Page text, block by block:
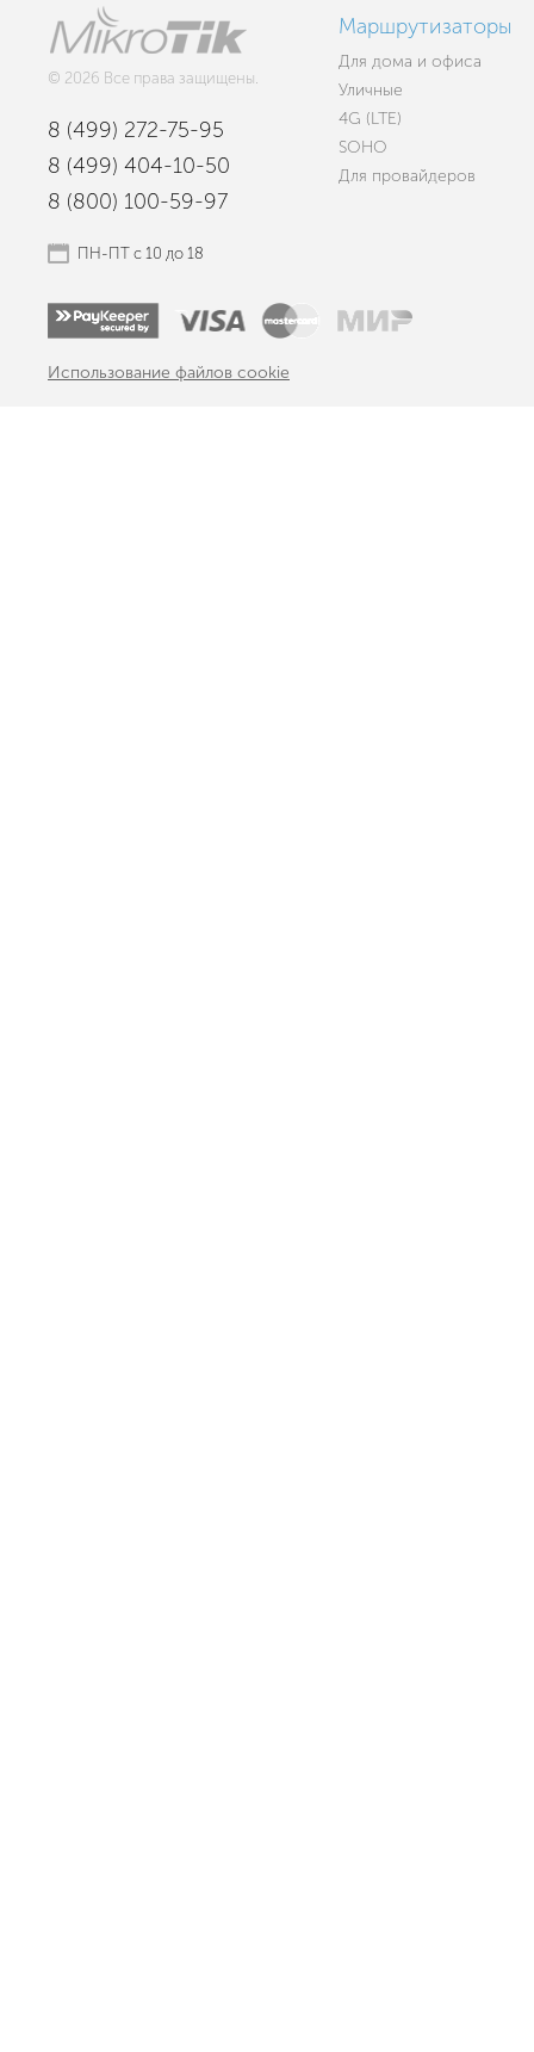
© 2026 Все права защищены.
8 (499) 272-75-95
8 (499) 404-10-50
8 (800) 100-59-97
ПН-ПТ с 10 до 18
Маршрутизаторы
Для дома и офиса
Уличные
4G (LTE)
SOHO
Для провайдеров
Использование файлов cookie